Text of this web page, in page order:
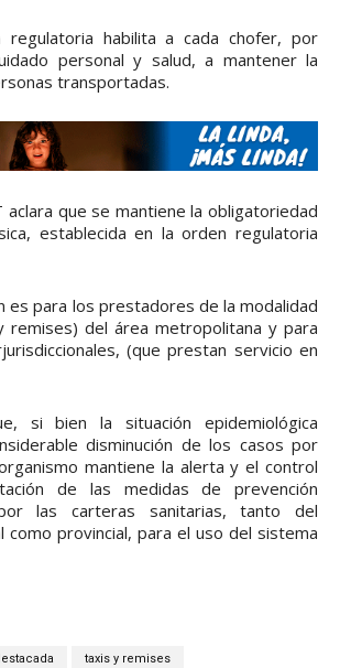
regulatoria habilita a cada chofer, por
personal y salud, a mantener la
transportadas.
aclara que se mantiene la obligatoriedad
establecida en la orden regulatoria
es para los prestadores de la modalidad
remises) del área metropolitana y para
(que prestan servicio en
si bien la situación epidemiológica
disminución de los casos por
mantiene la alerta y el control
de las medidas de prevención
las carteras sanitarias, tanto del
como provincial, para el uso del sistema
taxis y remises